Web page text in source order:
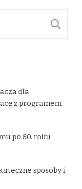
dla
z programem
po 80. roku
sposoby i